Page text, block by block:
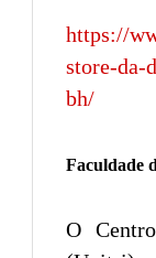
https://
store-da-
bh/
Faculdade
O